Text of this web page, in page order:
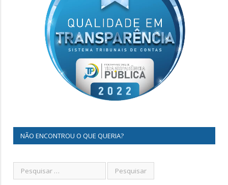
NÃO ENCONTROU O QUE QUERIA?